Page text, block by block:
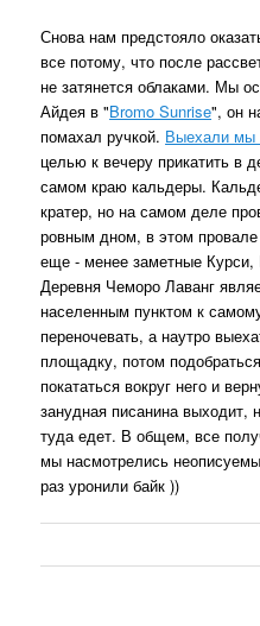
Снова нам предстояло
все потому, что после
не затянется облаками. Мы
Айдея в "Bromo Sunrise", он
помахал ручкой. Выехали мы
целью к вечеру прикатить в
самом краю кальдеры.
кратер, но на самом деле
ровным дном, в этом
еще - менее заметные Курси,
Деревня Чеморо Лаванг
населенным пунктом к
переночевать, а наутро
площадку, потом
покататься вокруг него и
занудная писанина выходит,
туда едет. В общем, все
мы насмотрелись
раз уронили байк ))